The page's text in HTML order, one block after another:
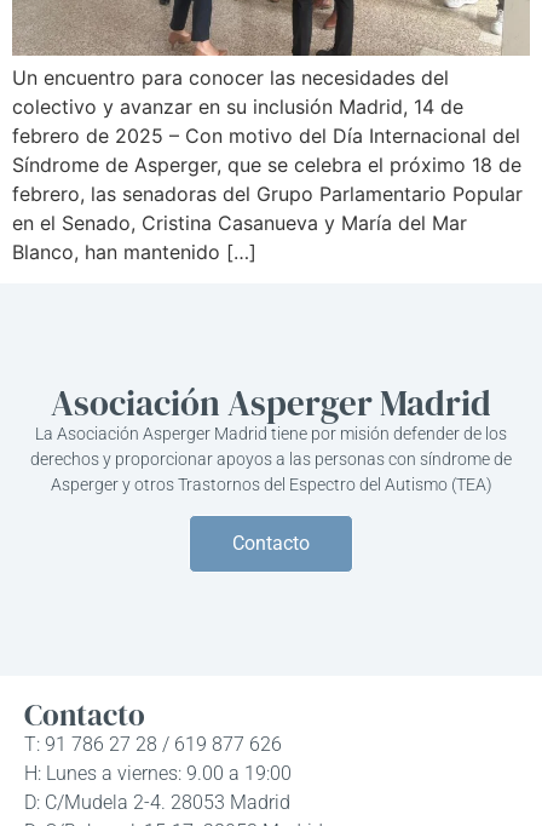
Un encuentro para conocer las necesidades del
colectivo y avanzar en su inclusión Madrid, 14 de
febrero de 2025 – Con motivo del Día Internacional del
Síndrome de Asperger, que se celebra el próximo 18 de
febrero, las senadoras del Grupo Parlamentario Popular
en el Senado, Cristina Casanueva y María del Mar
Blanco, han mantenido […]
Asociación Asperger Madrid
La Asociación Asperger Madrid tiene por misión defender de los
derechos y proporcionar apoyos a las personas con síndrome de
Asperger y otros Trastornos del Espectro del Autismo (TEA)
Contacto
Contacto
T: 91 786 27 28 / 619 877 626
H: Lunes a viernes: 9.00 a 19:00
D: C/Mudela 2-4. 28053 Madrid